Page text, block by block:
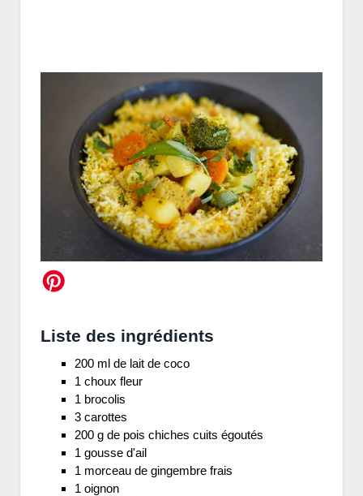
Liste des ingrédients
200 ml de lait de coco
1 choux fleur
1 brocolis
3 carottes
200 g de pois chiches cuits égoutés
1 gousse d'ail
1 morceau de gingembre frais
1 oignon